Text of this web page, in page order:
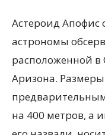
Астероид Апофис
астрономы
расположенной
Аризона. Размеры
на 400 метров, а